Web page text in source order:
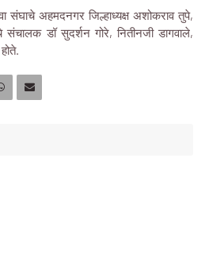
संघाचे अहमदनगर जिल्हाध्यक्ष अशोकराव तुपे,
संचालक डॉ सुदर्शन गोरे, नितीनजी डागवाले,